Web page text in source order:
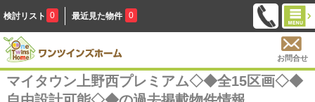
検討リスト 0 最近見た物件 0
お問合せ
マイタウン上野西プレミアム◇◆全15区画◇◆